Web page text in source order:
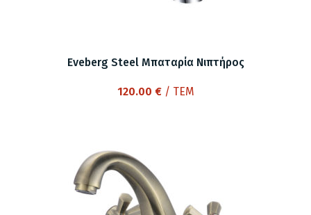
Eveberg Steel Μπαταρία Νιπτήρος
120.00 €/ ΤΕΜ